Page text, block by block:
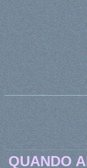
QUANDO